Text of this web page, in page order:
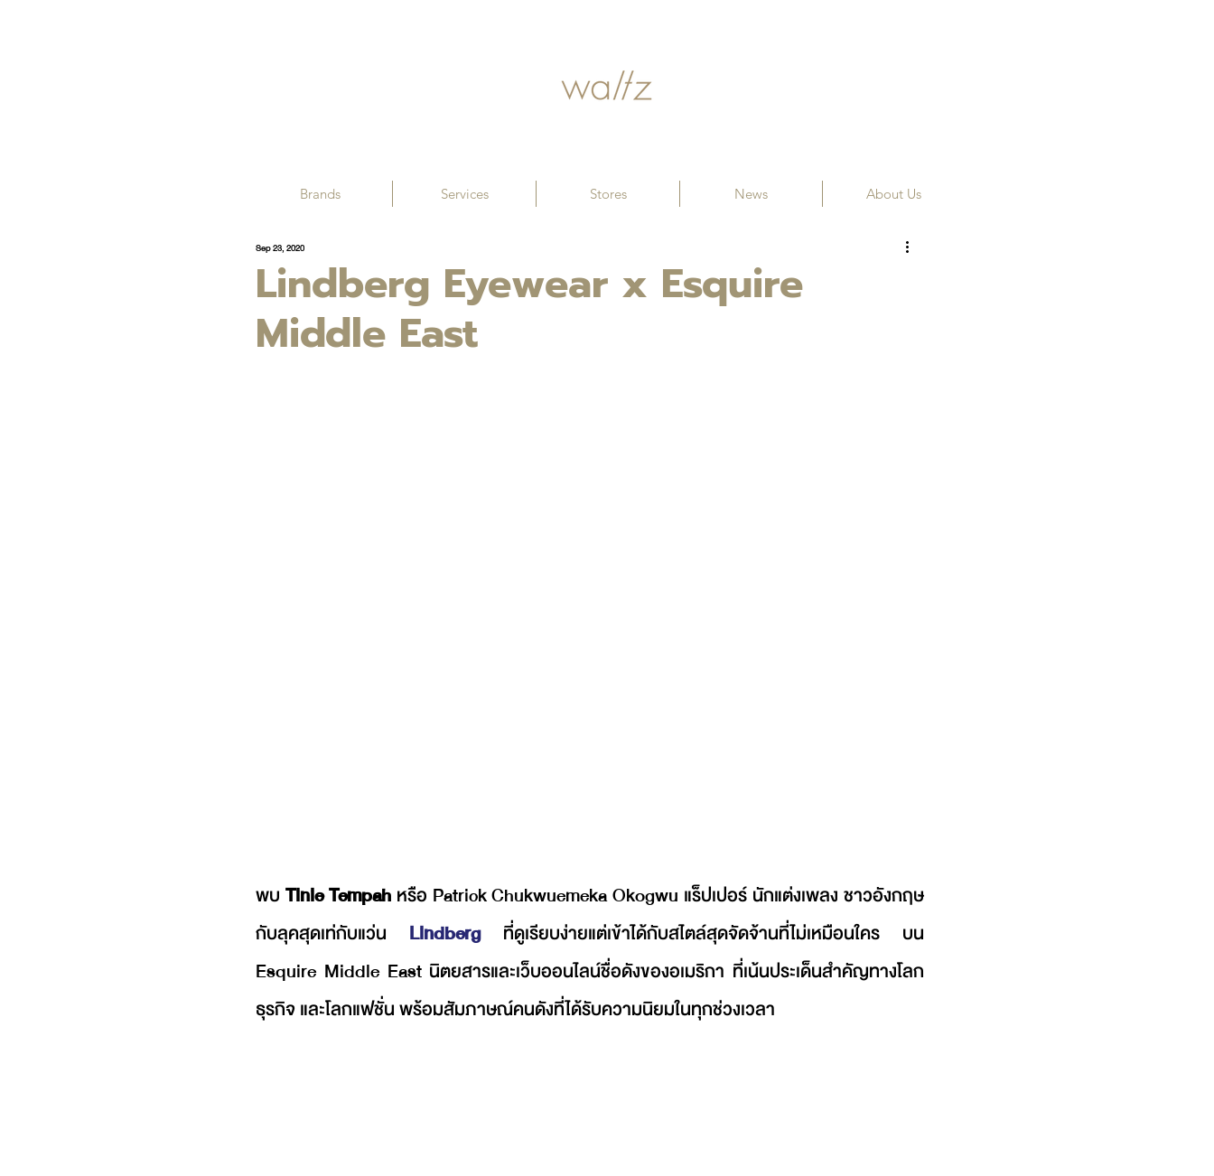
Lindberg Eyewear x Esquire
Middle East
Sep 23, 2020
พบ Tinie Tempah หรือ Patrick Chukwuemeka Okogwu แร็ปเปอร์ นักแต่งเพลง ชาวอังกฤษ
กับลุคสุดเท่กับแว่น Lindberg ที่ดูเรียบง่ายแต่เข้าได้กับสไตล์สุดจัดจ้านที่ไม่เหมือนใคร บน
Esquire Middle East นิตยสารและเว็บออนไลน์ชื่อดังของอเมริกา ที่เน้นประเด็นสำคัญทางโลก
ธุรกิจ และโลกแฟชั่น พร้อมสัมภาษณ์คนดังที่ได้รับความนิยมในทุกช่วงเวลา
Brands Services Stores News About Us